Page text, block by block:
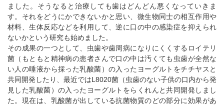
ました。そうなると治療しても歯はどんどん悪くなっていきま
す。それをどうにかできないかと思い、微生物同士の相互作用や
材料、生体反応などを利用して、逆に口の中の感染症を抑えられ
ないかという研究も始めました。
その成果の一つとして、虫歯や歯周病になりにくくするロイテリ
菌（もともと精神病の患者さんで口の中は汚くても虫歯が全然な
い人の唾液から採った乳酸菌）の入ったヨーグルトをチチヤスと
共同開発したり、最近ではL8020菌（虫歯のない子供の口内から発
見した乳酸菌）の入ったヨーグルトをらくれんと共同開発しまし
た。現在は、乳酸菌が出している抗菌物質のどの部分に効果があ